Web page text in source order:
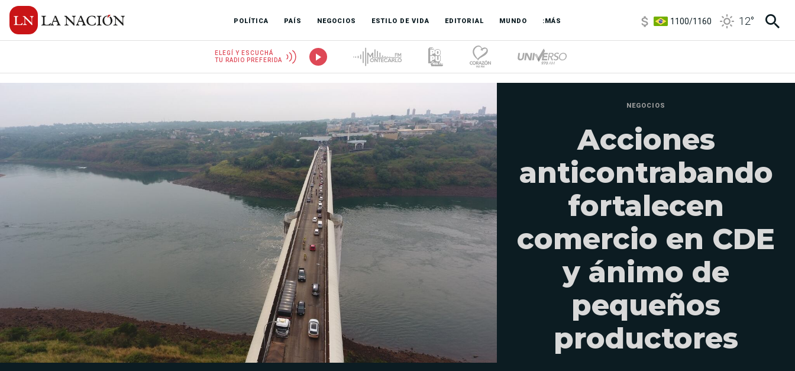
POLÍTICA PAÍS NEGOCIOS ESTILO DE VIDA EDITORIAL MUNDO :MÁS
3,8/4
12°
ELEGÍ Y ESCUCHÁ
TU RADIO PREFERIDA
NEGOCIOS
Acciones
anticontrabando
fortalecen
comercio en CDE
y ánimo de
pequeños
productores